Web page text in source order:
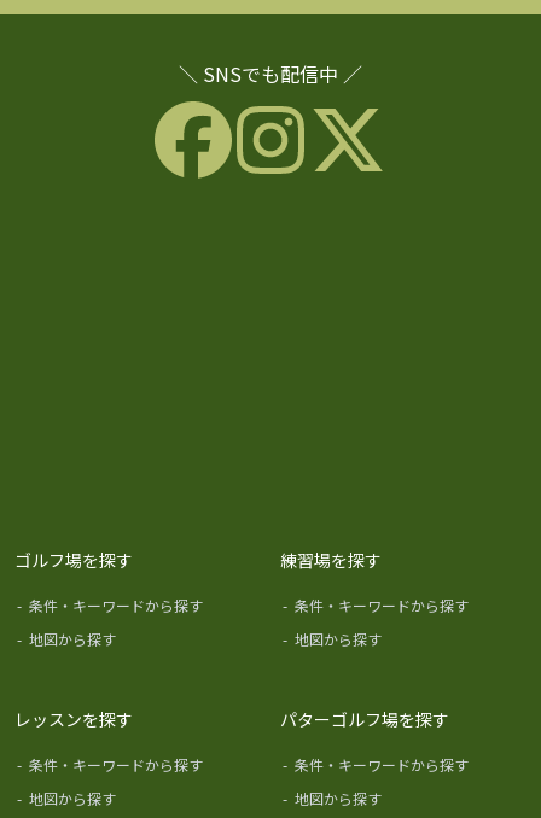
＼ SNSでも配信中 ／
ゴルフ場を探す
- 条件・キーワードから探す
- 地図から探す
練習場を探す
- 条件・キーワードから探す
- 地図から探す
レッスンを探す
- 条件・キーワードから探す
- 地図から探す
パターゴルフ場を探す
- 条件・キーワードから探す
- 地図から探す